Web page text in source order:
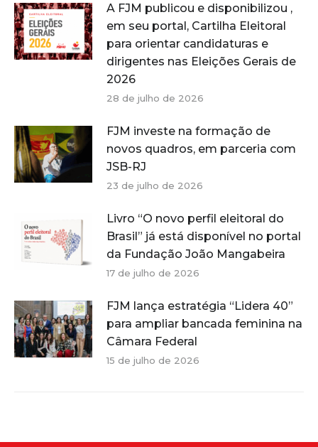
A FJM publicou e disponibilizou ,
em seu portal, Cartilha Eleitoral
para orientar candidaturas e
dirigentes nas Eleições Gerais de
2026
28 de julho de 2026
FJM investe na formação de
novos quadros, em parceria com
JSB-RJ
23 de julho de 2026
Livro “O novo perfil eleitoral do
Brasil” já está disponível no portal
da Fundação João Mangabeira
17 de julho de 2026
FJM lança estratégia “Lidera 40”
para ampliar bancada feminina na
Câmara Federal
15 de julho de 2026